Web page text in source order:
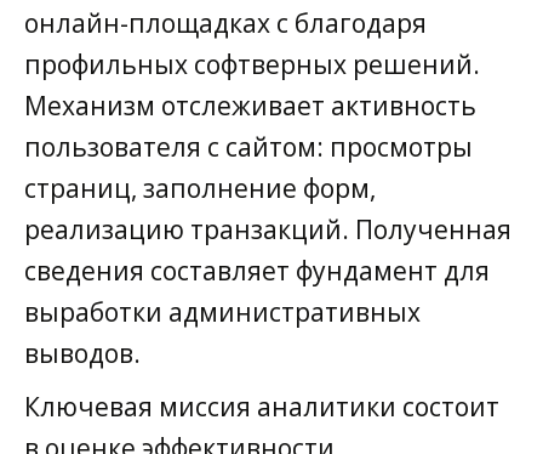
онлайн-площадках с благодаря
профильных софтверных решений.
Механизм отслеживает активность
пользователя с сайтом: просмотры
страниц, заполнение форм,
реализацию транзакций. Полученная
сведения составляет фундамент для
выработки административных
выводов.
Ключевая миссия аналитики состоит